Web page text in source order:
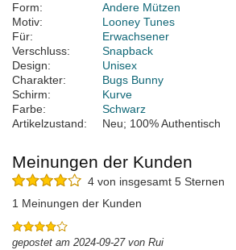
Form:
Andere Mützen
Motiv:
Looney Tunes
Für:
Erwachsener
Verschluss:
Snapback
Design:
Unisex
Charakter:
Bugs Bunny
Schirm:
Kurve
Farbe:
Schwarz
Artikelzustand:
Neu; 100% Authentisch
Meinungen der Kunden
4 von insgesamt 5 Sternen
1 Meinungen der Kunden
gepostet am 2024-09-27 von Rui